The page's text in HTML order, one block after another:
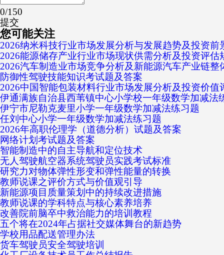
0/150
提交
您可能关注
2026纳米科技行业市场发展分析与发展趋势及投资前
2026能源储存产业行业市场现状供需分析及投资评估
2026汽车制造业市场竞争分析及新能源汽车产业链整
防御性驾驶技能知识考试题及答案
2026中国智能包装材料行业市场发展分析及投资价值
伊通满族自治县西苇镇中心小学校一年级数学加减法
伊宁市尼勒克麦里小学一年级数学加减法练习题
任刘中心小学一年级数学加减法练习题
2026年高职伦理学（道德分析）试题及答案
网络计划考试题及答案
智能制造中的自主导航和定位技术
无人驾驶航空器系统驾驶员实践考试标准
研究力对物体弹性形变和弹性能量的转换
教师说课之评价方式与价值观引导
新能源项目质量策划中的持续改进措施
教师说课的学科特点与核心素养培养
改善院前脑卒中救治能力的培训教程
五个将在2024年占据社交媒体舞台的新趋势
学校用品配送管理办法
货车驾驶员安全驾驶培训